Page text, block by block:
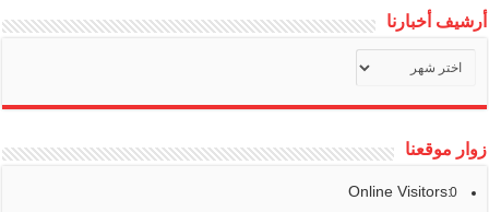
أرشيف أخبارنا
أخبارنا
زوار موقعنا
Online Visitors:
0